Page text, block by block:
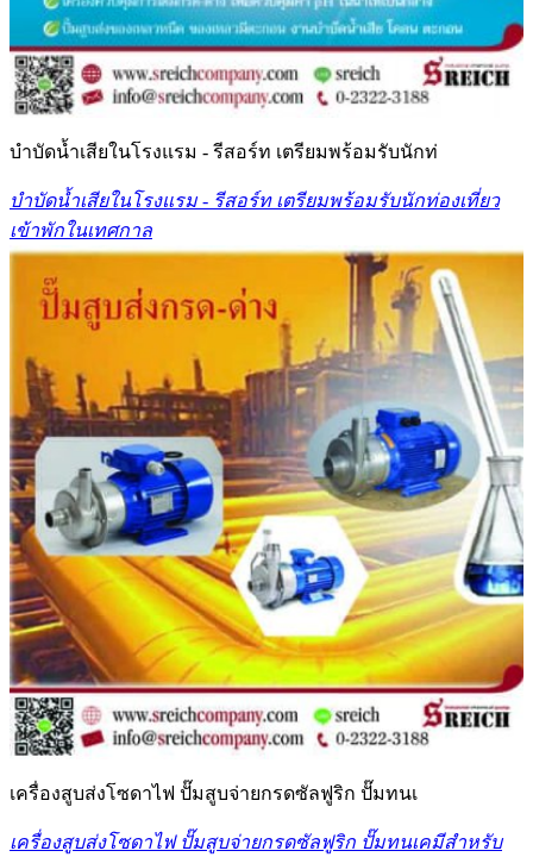
บำบัดน้ำเสียในโรงแรม - รีสอร์ท เตรียมพร้อมรับนักท่
บำบัดน้ำเสียในโรงแรม - รีสอร์ท เตรียมพร้อมรับนักท่องเที่ยว
เข้าพักในเทศกาล
เครื่องสูบส่งโซดาไฟ ปั๊มสูบจ่ายกรดซัลฟูริก ปั๊มทนเ
เครื่องสูบส่งโซดาไฟ ปั๊มสูบจ่ายกรดซัลฟูริก ปั๊มทนเคมีสำหรับ